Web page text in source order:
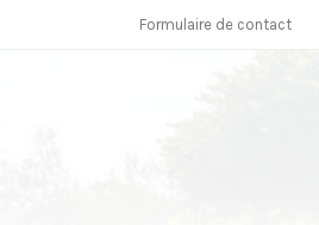
Formulaire de contact